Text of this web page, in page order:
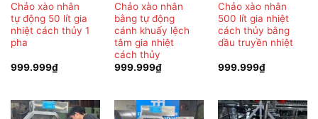
Chảo xào nhân
tự động 50 lít gia
nhiệt cách thủy 1
pha
999.999₫
Chảo xào nhân
bằng tự động
cánh khuấy lệch
tâm gia nhiệt
cách thủy
999.999₫
Chảo xào nhân
500 lít gia nhiệt
cách thủy bằng
dầu truyền nhiệt
999.999₫